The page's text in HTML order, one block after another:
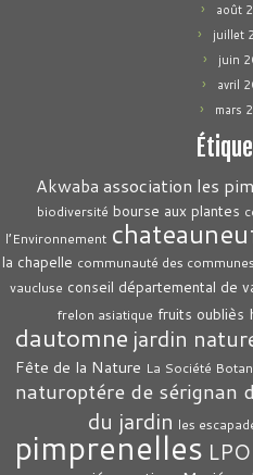
août
juillet
juin
avril
mars
Akwaba association les
biodiversité bourse aux plantes
l’Environnement
la chapelle communauté des
vaucluse conseil départemental de
frelon asiatique fruits oubliès
dautomne jardin
Fête de la Nature La Société
naturoptére de sérignan
du jardin les
pimprenelles